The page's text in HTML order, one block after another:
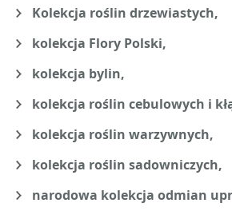
Kolekcja roślin drzewiastych,
kolekcja Flory Polski,
kolekcja bylin,
kolekcja roślin cebulowych i
kolekcja roślin warzywnych,
kolekcja roślin sadowniczych,
narodowa kolekcja odmian